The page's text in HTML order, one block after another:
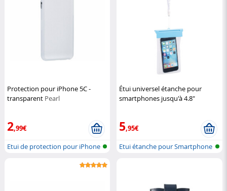
Protection pour iPhone 5C -
transparent Pearl
2,99€
Etui de protection pour iPhone
Étui universel étanche pour
smartphones jusqu'à 4.8"
5,95€
Etui étanche pour Smartphone